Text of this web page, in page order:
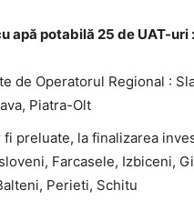
apă potabilă 25 de UAT-uri :
de Operatorul Regional :
Piatra-Olt
fi preluate, la finalizarea
Farcasele, Izbiceni,
Perieti, Schitu